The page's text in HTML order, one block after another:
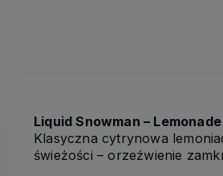
Liquid Snowman – Lemonade
Klasyczna cytrynowa
świeżości – orzeźwienie